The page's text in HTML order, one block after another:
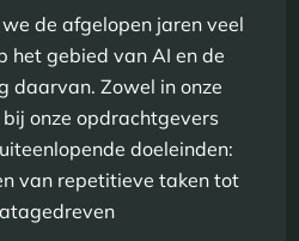
de afgelopen jaren veel
het gebied van AI en de
daarvan. Zowel in onze
onze opdrachtgevers
doeleinden:
van repetitieve taken tot